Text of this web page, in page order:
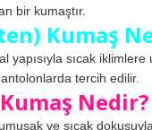
bir kumaştır.
Kumaş
yapısıyla sıcak
tercih edilir.
Nedir?
ve sıcak